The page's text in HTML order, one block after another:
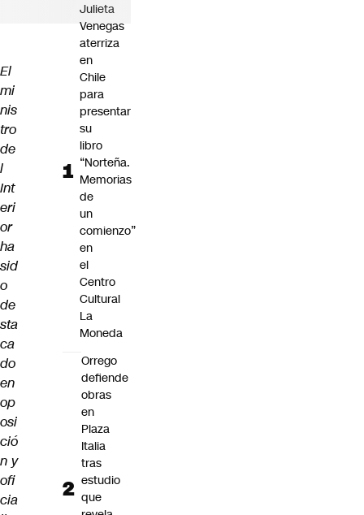
El
mi
nis
tro
de
l
Int
eri
or
ha
sid
o
de
sta
ca
do
en
op
osi
ció
n y
ofi
cia
Julieta
Venegas
aterriza
en
Chile
para
presentar
su
libro
“Norteña.
Memorias
de
un
comienzo”
en
el
Centro
Cultural
La
Moneda
Orrego
defiende
obras
en
Plaza
Italia
tras
estudio
que